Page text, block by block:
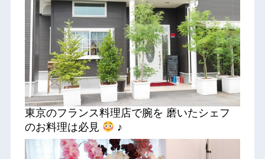
東京のフランス料理店で腕を 磨いたシェフ
のお料理は必見
♪